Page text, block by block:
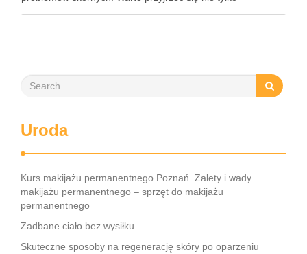
Uroda
Kurs makijażu permanentnego Poznań. Zalety i wady
makijażu permanentnego – sprzęt do makijażu
permanentnego
Zadbane ciało bez wysiłku
Skuteczne sposoby na regenerację skóry po oparzeniu